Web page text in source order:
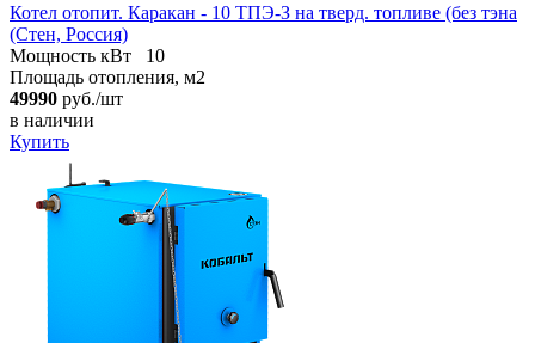
Котел отопит. Каракан - 10 ТПЭ-З на тверд. топливе (без тэна
(Стен, Россия)
Мощность кВт
10
Площадь отопления, м2
49990 руб./шт
в наличии
Купить